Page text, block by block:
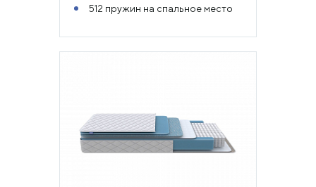
512 пружин на спальное место